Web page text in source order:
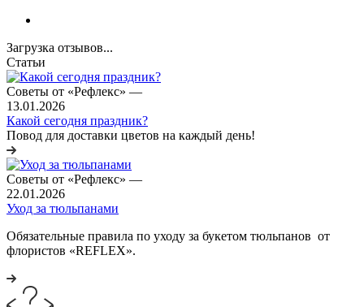
Загрузка отзывов...
Статьи
Советы от «Рефлекс» —
13.01.2026
Какой сегодня праздник?
Повод для доставки цветов на каждый день!
Советы от «Рефлекс» —
22.01.2026
Уход за тюльпанами
Обязательные правила по уходу за букетом тюльпанов от
флористов «REFLEX».